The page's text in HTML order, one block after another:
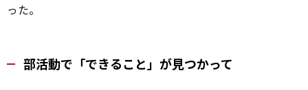
った。
部活動で「できること」が見つかって